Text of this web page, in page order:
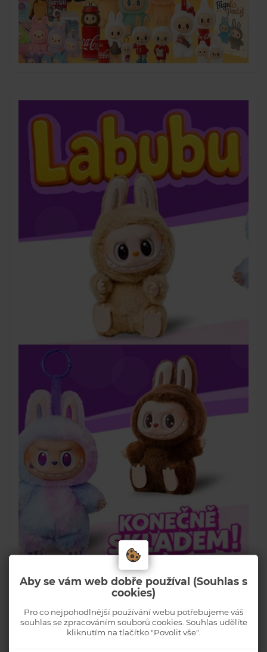
Aby se vám web dobře používal (Souhlas s
cookies)
Pro co nejpohodlnější používání webu potřebujeme váš
souhlas se zpracováním souborů cookies. Souhlas udělíte
kliknutím na tlačítko "Povolit vše".